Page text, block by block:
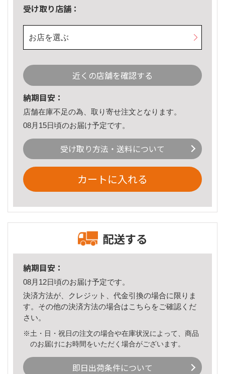
受け取り店舗：
お店を選ぶ
近くの店舗を確認する
納期目安：
店舗在庫不足の為、取り寄せ注文となります。
08月15日頃のお届け予定です。
受け取り方法・送料について
カートに入れる
配送する
納期目安：
08月12日頃のお届け予定です。
決済方法が、クレジット、代金引換の場合に限りま
す。その他の決済方法の場合はこちら をご確認くだ
さい。
※土・日・祝日の注文の場合や在庫状況によって、商品
のお届けにお時間をいただく場合がございます。
即日出荷条件について